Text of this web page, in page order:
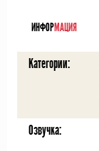
ИНФОРМАЦИЯ
Категории:
Озвучка: